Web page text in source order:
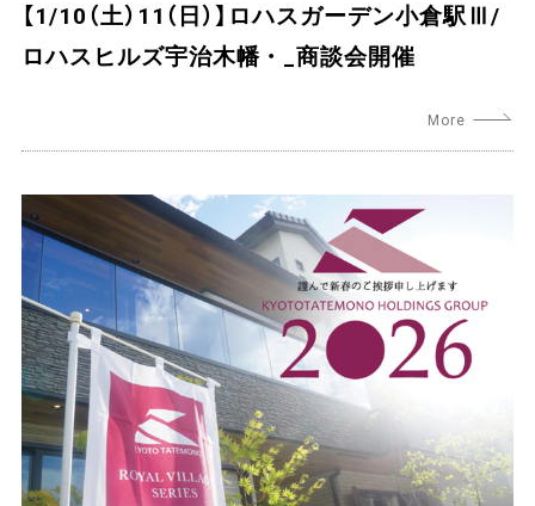
【1/10（土）11（日）】ロハスガーデン小倉駅Ⅲ/
ロハスヒルズ宇治木幡・_商談会開催